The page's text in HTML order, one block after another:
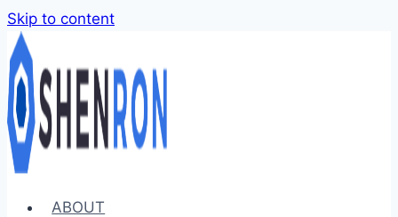
Skip to content
ABOUT